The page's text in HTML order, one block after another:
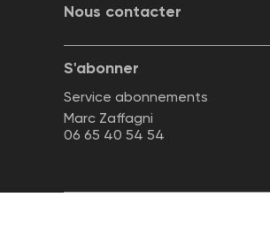
Nous contacter
S'abonner
Service abonnements
Marc Zaffagni
06 65 40 54 54